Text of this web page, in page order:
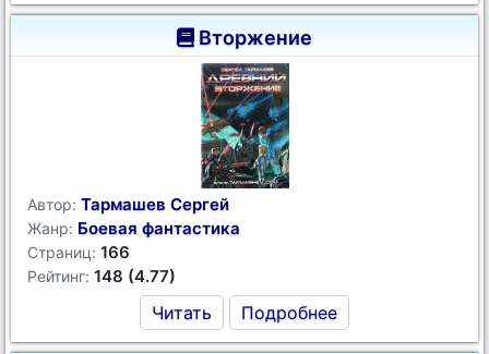
Вторжение
Автор: Тармашев Сергей
Жанр: Боевая фантастика
Страниц: 166
Рейтинг: 148 (4.77)
Читать Подробнее